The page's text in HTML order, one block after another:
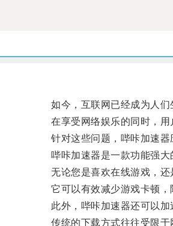
如今，互联网已经成为人们
在享受网络娱乐的同时，用
针对这些问题，哔咔加速器
哔咔加速器是一款功能强大
无论您是喜欢在线游戏，还
它可以有效减少游戏卡顿，
此外，哔咔加速器还可以加
传统的下载方式往往受限于